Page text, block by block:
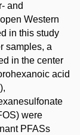
and
Western
in this study
samples, a
in the center
acid
were
PFASs